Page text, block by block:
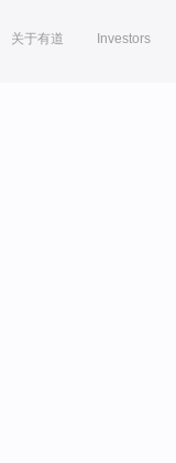
关于有道 Investors